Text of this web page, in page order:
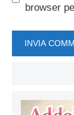
browser